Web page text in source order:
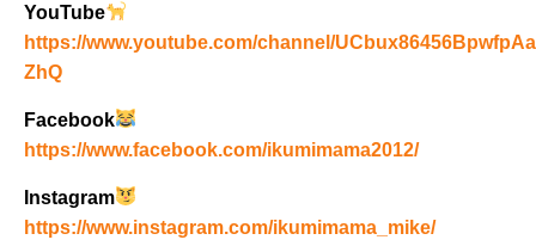
YouTube
https://www.youtube.com/channel/
ZhQ
Facebook
https://www.facebook.com/ikumimama2012/
Instagram
https://www.instagram.com/ikumimama_mike/